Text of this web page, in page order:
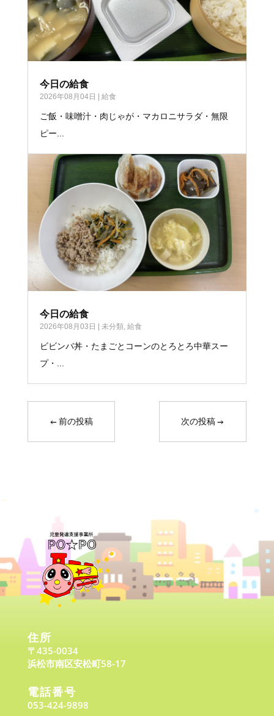
今日の給食
2026年08月04日 給食
ご飯・味噌汁・肉じゃが・マカロニサラダ・無限
ピー...
今日の給食
2026年08月03日 未分類, 給食
ビビンバ丼・たまごとコーンのとろとろ中華スー
プ・...
←前の投稿 次の投稿→
住所
〒435-0034
浜松市南区安松町58-17
電話番号
053-424-9898